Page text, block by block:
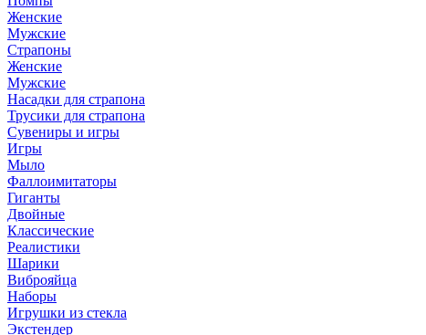
Женские
Мужские
Страпоны
Женские
Мужские
Насадки для страпона
Трусики для страпона
Сувениры и игры
Игры
Мыло
Фаллоимитаторы
Гиганты
Двойные
Классические
Реалистики
Шарики
Виброяйца
Наборы
Игрушки из стекла
Экстендер